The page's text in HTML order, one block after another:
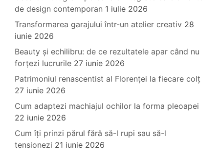
de design contemporan 1 iulie 2026
Transformarea garajului într-un atelier creativ 28
iunie 2026
Beauty și echilibru: de ce rezultatele apar când nu
forțezi lucrurile 27 iunie 2026
Patrimoniul renascentist al Florenței la fiecare colț
27 iunie 2026
Cum adaptezi machiajul ochilor la forma pleoapei
22 iunie 2026
Cum îți prinzi părul fără să-l rupi sau să-l
tensionezi 21 iunie 2026